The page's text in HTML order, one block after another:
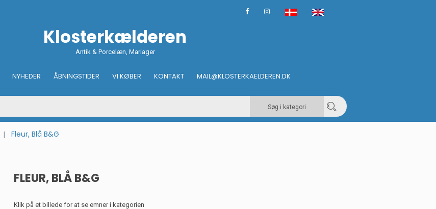
Klosterkælderen
Antik & Porcelæn, Mariager
NYHEDER ÅBNINGSTIDER VI KØBER KONTAKT MAIL@KLOSTERKAELDEREN.DK
Søg i kategori
Fleur, Blå B&G
FLEUR, BLÅ B&G
Klik på et billede for at se emner i kategorien